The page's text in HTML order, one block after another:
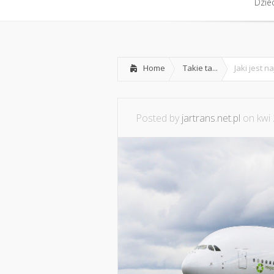
Home Takie ta... Jaki jest
Posted by jartrans.net.pl on kwi